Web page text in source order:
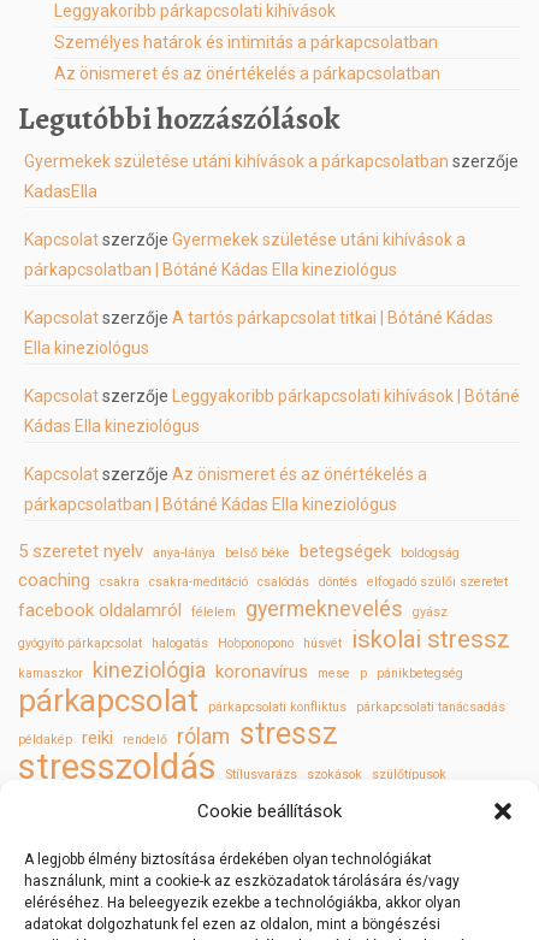
Cookie beállítások
A legjobb élmény biztosítása érdekében olyan technológiákat
használunk, mint a cookie-k az eszközadatok tárolására és/vagy
eléréséhez. Ha beleegyezik ezekbe a technológiákba, akkor olyan
adatokat dolgozhatunk fel ezen az oldalon, mint a böngészési
Leggyakoribb párkapcsolati kihívások
Személyes határok és intimitás a párkapcsolatban
Az önismeret és az önértékelés a párkapcsolatban
Legutóbbi hozzászólások
Gyermekek születése utáni kihívások a párkapcsolatban szerzője
KadasElla
Kapcsolatszerzője Gyermekek születése utáni kihívások a
párkapcsolatban | Bótáné Kádas Ella kineziológus
Kapcsolatszerzője A tartós párkapcsolat titkai | Bótáné Kádas
Ella kineziológus
Kapcsolatszerzője Leggyakoribb párkapcsolati kihívások | Bótáné
Kádas Ella kineziológus
Kapcsolatszerzője Az önismeret és az önértékelés a
párkapcsolatban | Bótáné Kádas Ella kineziológus
5 szeretet nyelv anya-lánya belső béke betegségek boldogság
coaching csakra csakra-meditáció csalódás döntés elfogadó szülői szeretet
facebook oldalamról félelem gyermeknevelés
gyász
gyógyító párkapcsolat
halogatás Ho’oponopono húsvét iskolai stressz
kamaszkor kineziológia koronavírus mese p pánikbetegség
párkapcsolat párkapcsolati konfliktus párkapcsolati tanácsadás
példakép reiki rendelő rólam stressz
stresszoldás Stílusvarázs szokások
szülőtípusok
szűrővizsgálatok tükör törvényei